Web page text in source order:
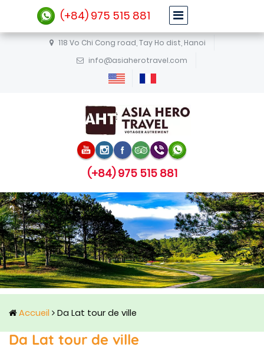
(+84) 975 515 881
118 Vo Chi Cong road, Tay Ho dist, Hanoi
info@asiaherotravel.com
(+84) 975 515 881
Accueil Da Lat tour de ville
Da Lat tour de ville